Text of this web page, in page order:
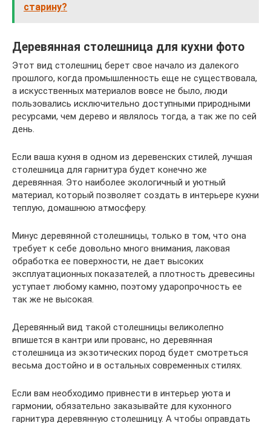
старину?
Деревянная столешница для кухни фото
Этот вид столешниц берет свое начало из далекого
прошлого, когда промышленность еще не существовала,
а искусственных материалов вовсе не было, люди
пользовались исключительно доступными природными
ресурсами, чем дерево и являлось тогда, а так же по сей
день.
Если ваша кухня в одном из деревенских стилей, лучшая
столешница для гарнитура будет конечно же
деревянная. Это наиболее экологичный и уютный
материал, который позволяет создать в интерьере кухни
теплую, домашнюю атмосферу.
Минус деревянной столешницы, только в том, что она
требует к себе довольно много внимания, лаковая
обработка ее поверхности, не дает высоких
эксплуатационных показателей, а плотность древесины
уступает любому камню, поэтому ударопрочность ее
так же не высокая.
Деревянный вид такой столешницы великолепно
впишется в кантри или прованс, но деревянная
столешница из экзотических пород будет смотреться
весьма достойно и в остальных современных стилях.
Если вам необходимо привнести в интерьер уюта и
гармонии, обязательно заказывайте для кухонного
гарнитура деревянную столешницу. А чтобы оправдать